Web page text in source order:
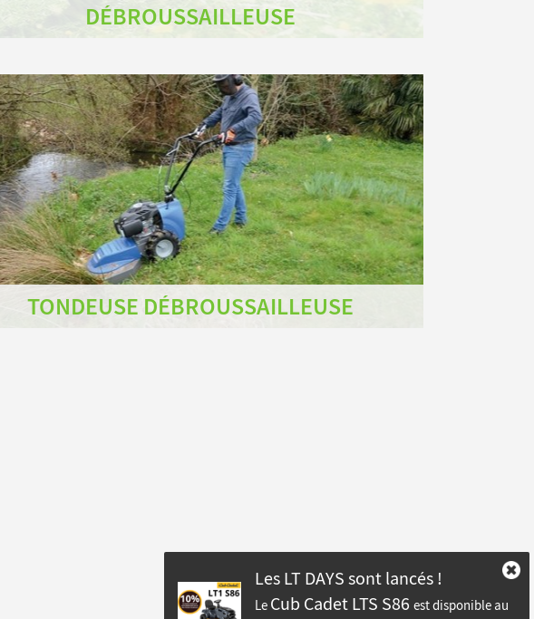
Les LT DAYS sont lancés !
Le Cub Cadet LTS S86 est disponible au
DÉBROUSSAILLEUSE
TONDEUSE DÉBROUSSAILLEUSE